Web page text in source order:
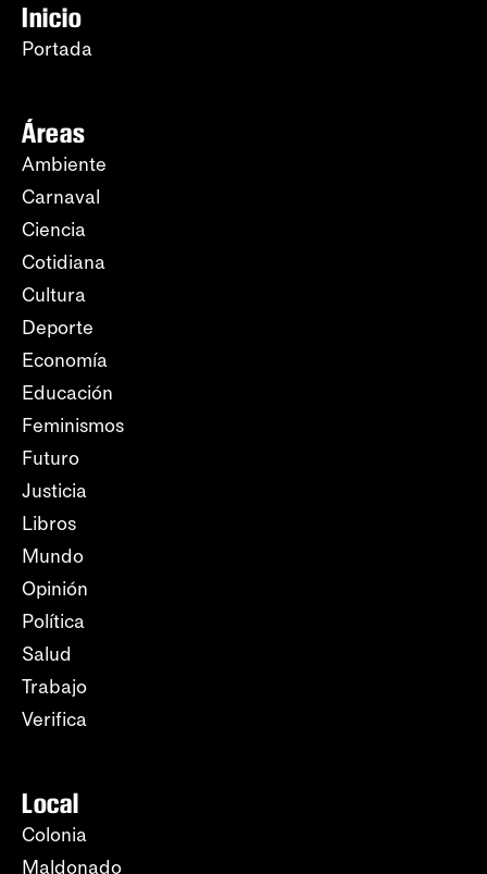
Inicio
Portada
Áreas
Ambiente
Carnaval
Ciencia
Cotidiana
Cultura
Deporte
Economía
Educación
Feminismos
Futuro
Justicia
Libros
Mundo
Opinión
Política
Salud
Trabajo
Verifica
Local
Colonia
Maldonado